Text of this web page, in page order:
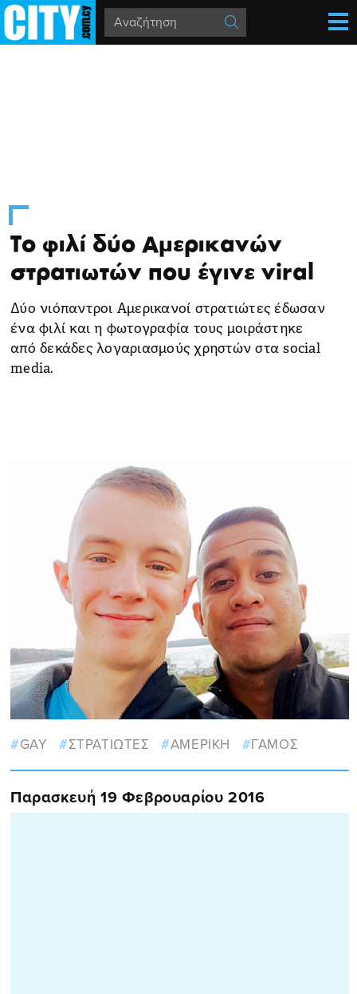
Το φιλί δύο Αμερικανών
στρατιωτών που έγινε viral
Δύο νιόπαντροι Αμερικανοί στρατιώτες έδωσαν
ένα φιλί και η φωτογραφία τους μοιράστηκε
από δεκάδες λογαριασμούς χρηστών στα social
media.
GAY ΣΤΡΑΤΙΩΤΕΣ ΑΜΕΡΙΚΗ ΓΑΜΟΣ
Παρασκευή 19 Φεβρουαρίου 2016